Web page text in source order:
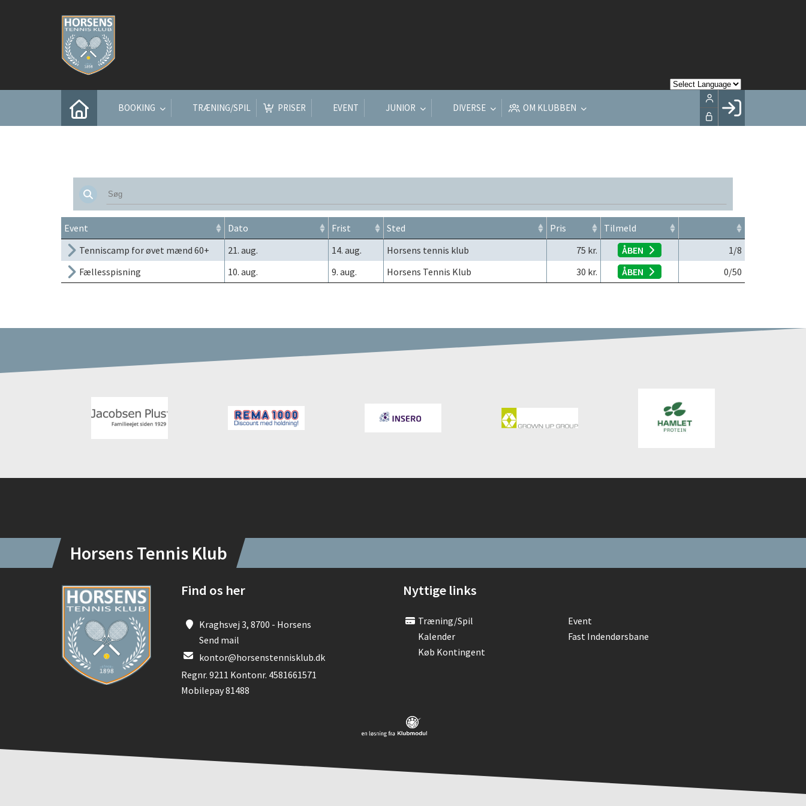
BOOKING TRÆNING/SPIL PRISER EVENT JUNIOR DIVERSE OM KLUBBEN
LOG IND
Event
Dato Frist Sted Pris
Tilmeld
Tenniscamp for øvet mænd 60+
21. aug. 14. aug. Horsens tennis klub 75 kr. ÅBEN 1/8
Fællesspisning
10. aug. 9. aug. Horsens Tennis Klub 30 kr. ÅBEN 0/50
Horsens Tennis Klub
Find os her
Kraghsvej 3, 8700 - Horsens
Send mail
kontor@horsenstennisklub.dk
Regnr. 9211 Kontonr. 4581661571
Mobilepay 81488
Nyttige links
Træning/spil
Event
Kalender
Fast Indendørsbane
Køb Kontingent